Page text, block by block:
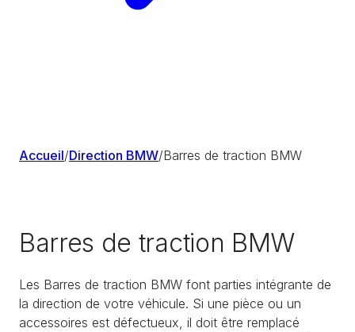
Accueil/Direction BMW/Barres de traction BMW
Barres de traction BMW
Les Barres de traction BMW font parties intégrante de
la direction de votre véhicule. Si une pièce ou un
accessoires est défectueux, il doit être remplacé